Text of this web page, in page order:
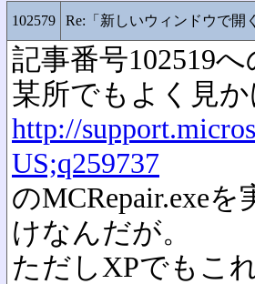
102579 Re:「新しいウィンドウで開
記事番号102519
某所でもよく見か
http://
US;q259737
のMCRepair.exe
けなんだが。
ただしXPでもこ